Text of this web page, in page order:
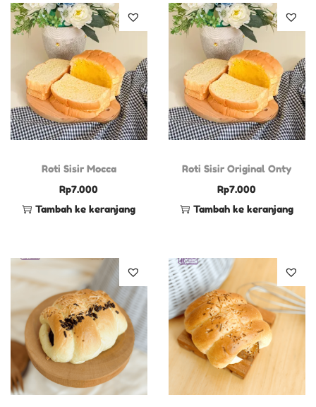
Roti Sisir Mocca
Rp7.000
Tambah ke keranjang
Roti Sisir Original Onty
Rp7.000
Tambah ke keranjang